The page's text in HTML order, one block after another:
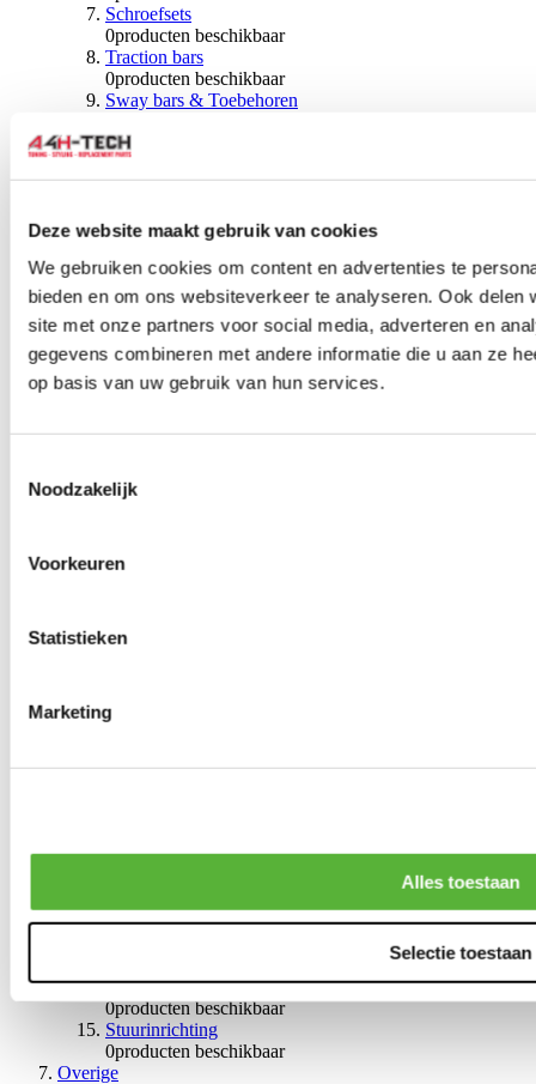
Deze website maakt gebruik van cookies
We gebruiken cookies om content en advertenties te
bieden en om ons websiteverkeer te analyseren. Ook
site met onze partners voor social media, adverteren en
gegevens combineren met andere informatie die u aan ze
op basis van uw gebruik van hun services.
Noodzakelijk
Voorkeuren
Statistieken
Marketing
Alles toestaan
Selectie toestaan
Schroefsets
0producten beschikbaar
Traction bars
0producten beschikbaar
Sway bars & Toebehoren
Kogels & Hoezen
0 producten beschikbaar
Wiellagers & Naven
Wielen & Toebehoren
producten beschikbaar
Spoorverbreders
0producten beschikbaar
Wielmoeren
producten beschikbaar
Draadeinden
Velgen overige
Remmen
Remleidingen
Remvloeistoffen
0producten beschikbaar
Braces
0producten beschikbaar
Stuurinrichting
0producten beschikbaar
Overige